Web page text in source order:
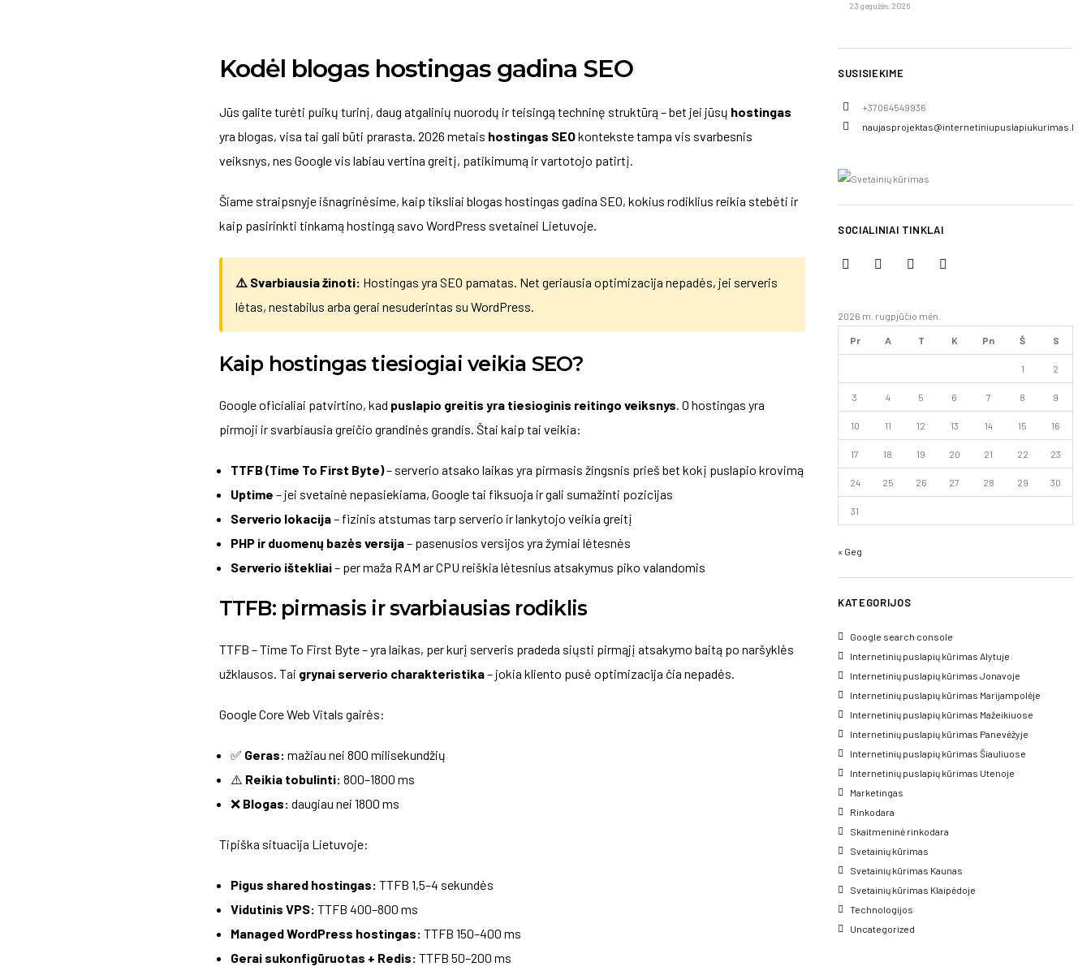
Kodėl blogas hostingas gadina SEO
Jūs galite turėti puikų turinį, daug atgalinių nuorodų ir teisingą techninę struktūrą – bet jei jūsų hostingas
yra blogas, visa tai gali būti prarasta. 2026 metais hostingas SEOkontekste tampa vis svarbesnis
veiksnys, nes Google vis labiau vertina greitį, patikimumą ir vartotojo patirtį.
Šiame straipsnyje išnagrinėsime, kaip tiksliai blogas hostingas gadina SEO, kokius rodiklius reikia stebėti ir
kaip pasirinkti tinkamą hostingą savo WordPress svetainei Lietuvoje.
⚠️ Svarbiausia žinoti: Hostingas yra SEO pamatas. Net geriausia optimizacija nepadės, jei serveris
lėtas, nestabilus arba gerai nesuderintas su WordPress.
Kaip hostingas tiesiogiai veikia SEO?
Google oficialiai patvirtino, kad puslapio greitis yra tiesioginis reitingo veiksnys. O hostingas yra
pirmoji ir svarbiausia greičio grandinės grandis. Štai kaip tai veikia:
TTFB (Time To First Byte)– serverio atsako laikas yra pirmasis žingsnis prieš bet kokį puslapio krovimą
Uptime – jei svetainė nepasiekiama, Google tai fiksuoja ir gali sumažinti pozicijas
Serverio lokacija– fizinis atstumas tarp serverio ir lankytojo veikia greitį
PHP ir duomenų bazės versija– pasenusios versijos yra žymiai lėtesnės
Serverio ištekliai– per maža RAM ar CPU reiškia lėtesnius atsakymus piko valandomis
TTFB: pirmasis ir svarbiausias rodiklis
TTFB – Time To First Byte – yra laikas, per kurį serveris pradeda siųsti pirmąjį atsakymo baitą po naršyklės
užklausos. Tai grynai serverio charakteristika– jokia kliento pusė optimizacija čia nepadės.
Google Core Web Vitals gairės:
✅ Geras: mažiau nei 800 milisekundžių
⚠️ Reikia tobulinti: 800–1800 ms
❌ Blogas: daugiau nei 1800 ms
Tipiška situacija Lietuvoje:
Pigus shared hostingas: TTFB 1,5–4 sekundės
Vidutinis VPS: TTFB 400–800 ms
Managed WordPress hostingas: TTFB 150–400 ms
Gerai sukonfigūruotas + Redis: TTFB 50–200 ms
23 gegužės, 2026
SUSISIEKIME
+37064549936
naujasprojektas@internetiniupuslapiukurimas.lt
SOCIALINIAI TINKLAI
2026 m. rugpjūčio mėn.
Pr A T K Pn Š S
1 2
3 4 5 6 7 8 9
10 11 12 13 14 15 16
17 18 19 20 21 22 23
24 25 26 27 28 29 30
31
« Geg
KATEGORIJOS
Google search console
Internetinių puslapių kūrimas Alytuje
Internetinių puslapių kūrimas Jonavoje
Internetinių puslapių kūrimas Marijampolėje
Internetinių puslapių kūrimas Mažeikiuose
Internetinių puslapių kūrimas Panevėžyje
Internetinių puslapių kūrimas Šiauliuose
Internetinių puslapių kūrimas Utenoje
Marketingas
Rinkodara
Skaitmeninė rinkodara
Svetainių kūrimas
Svetainių kūrimas Kaunas
Svetainių kūrimas Klaipėdoje
Technologijos
Uncategorized